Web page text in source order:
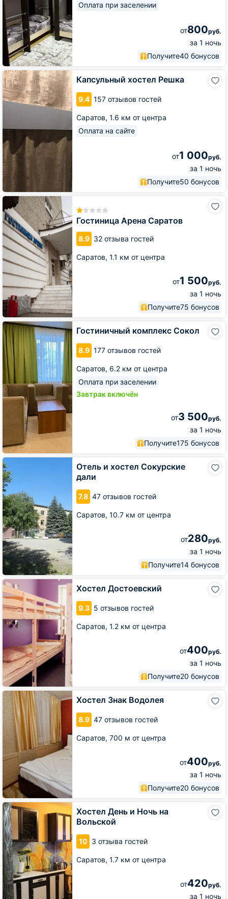
Оплата при заселении
от800руб.
за 1 ночь
Получите40 бонусов
Капсульный хостел Решка
9.4 157 отзывов гостей
Саратов, 1.6 км от центра
Оплата на сайте
от1 000руб.
за 1 ночь
Получите50 бонусов
Капсульный
хостел
Решка
Гостиница Арена Саратов
8.9 32 отзыва гостей
Саратов, 1.1 км от центра
от1 500руб.
за 1 ночь
Получите75 бонусов
Гостиница
Арена
Саратов
Гостиничный комплекс Сокол
8.9 177 отзывов гостей
Саратов, 6.2 км от центра
Оплата при заселении
Завтрак включён
от3 500руб.
за 1 ночь
Получите175 бонусов
Гостиничный
комплекс
Сокол
Отель и хостел Сокурские
дали
7.8 47 отзывов гостей
Саратов, 10.7 км от центра
от280руб.
за 1 ночь
Получите14 бонусов
Отель
и
хостел
Сокурские
дали
Хостел Достоевский
9.3 5 отзывов гостей
Саратов, 1.2 км от центра
от400руб.
за 1 ночь
Получите20 бонусов
Хостел
Достоевский
Хостел Знак Водолея
8.9 47 отзывов гостей
Саратов, 700 м от центра
от400руб.
за 1 ночь
Получите20 бонусов
Хостел
Знак
Водолея
Хостел День и Ночь на
Вольской
10 3 отзыва гостей
Саратов, 1.7 км от центра
от420руб.
за 1 ночь
Хостел
День
и
Ночь
на
Вольской